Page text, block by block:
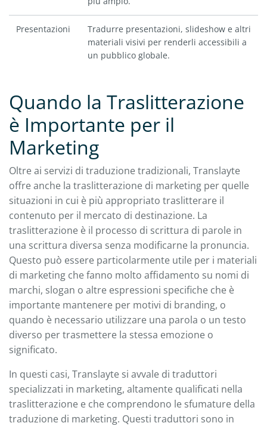
Presentazioni
Tradurre presentazioni, slideshow e altri
materiali visivi per renderli accessibili a
un pubblico globale.
Quando la Traslitterazione
è Importante per il
Marketing
Oltre ai servizi di traduzione tradizionali, Translayte
offre anche la traslitterazione di marketing per quelle
situazioni in cui è più appropriato traslitterare il
contenuto per il mercato di destinazione. La
traslitterazione è il processo di scrittura di parole in
una scrittura diversa senza modificarne la pronuncia.
Questo può essere particolarmente utile per i materiali
di marketing che fanno molto affidamento su nomi di
marchi, slogan o altre espressioni specifiche che è
importante mantenere per motivi di branding, o
quando è necessario utilizzare una parola o un testo
diverso per trasmettere la stessa emozione o
significato.
In questi casi, Translayte si avvale di traduttori
specializzati in marketing, altamente qualificati nella
traslitterazione e che comprendono le sfumature della
traduzione di marketing. Questi traduttori sono in